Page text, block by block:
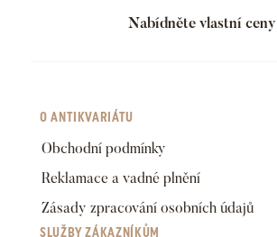
Nabídněte vlastní ceny
O ANTIKVARIÁTU
Obchodní podmínky
Reklamace a vadné plnění
Zásady zpracování osobních údajů
SLUŽBY ZÁKAZNÍKŮM